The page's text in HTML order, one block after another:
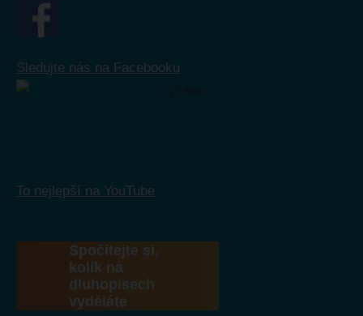
Sledujte nás na Facebooku
To nejlepší na YouTube
Spočítejte si,
kolik na
dluhopisech
vyděláte